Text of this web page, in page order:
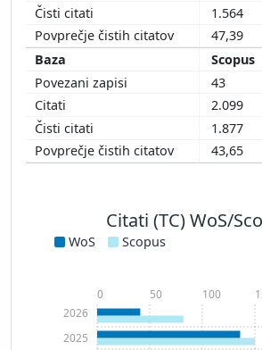
1.564
47,39
Scopus
43
2.099
1.877
43,65
Citati (TC) WoS/
WoS Scopus
2025
2026
0 50 100